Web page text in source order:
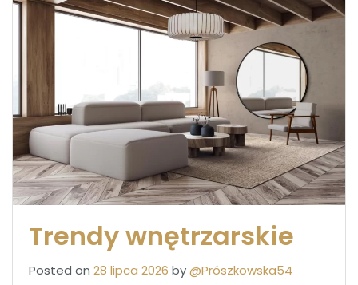
Trendy wnętrzarskie
Posted on 28 lipca 2026 by@Prószkowska54